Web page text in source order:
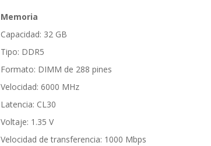
Memoria
Capacidad: 32 GB
Tipo: DDR5
Formato: DIMM de 288 pines
Velocidad: 6000 MHz
Latencia: CL30
Voltaje: 1.35 V
Velocidad de transferencia: 1000 Mbps